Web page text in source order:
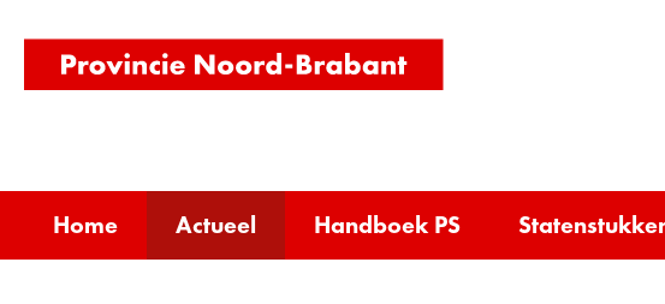
homepage)
Home Actueel Handboek PS